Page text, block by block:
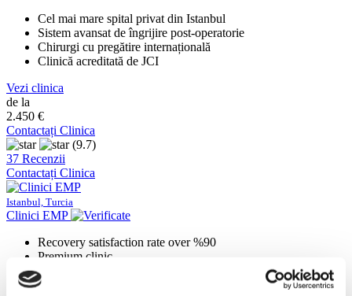
Cel mai mare spital privat din Istanbul
Sistem avansat de îngrijire post-operatorie
Chirurgi cu pregătire internațională
Clinică acreditată de JCI
Vezi clinica
de la
2.450 €
Contactați Clinica
(9.7)
37 Recenzii
Contactați Clinica
Istanbul, Turcia
Clinici EMP
Recovery satisfaction rate over %90
Premium clinic
Member of Turkish Medical Association
Internationally certified clinic